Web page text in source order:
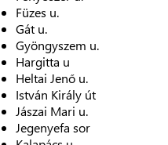
Füzes u.
Gát u.
Gyöngyszem u.
Hargitta u
Heltai Jenő u.
István Király út
Jászai Mari u.
Jegenyefa sor